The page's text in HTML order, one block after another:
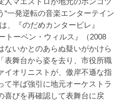
一発逆転の音楽エンターテイン
、『のだめカンタービレ』
トーベン・ウィルス』（2008
ないかとのあらぬ疑いがかけら
表舞台から姿を去り、市役所職
イオリニストが、傲岸不遜な指
て半ば強引に地元オーケストラ
喜びを再確認して表舞台に戻